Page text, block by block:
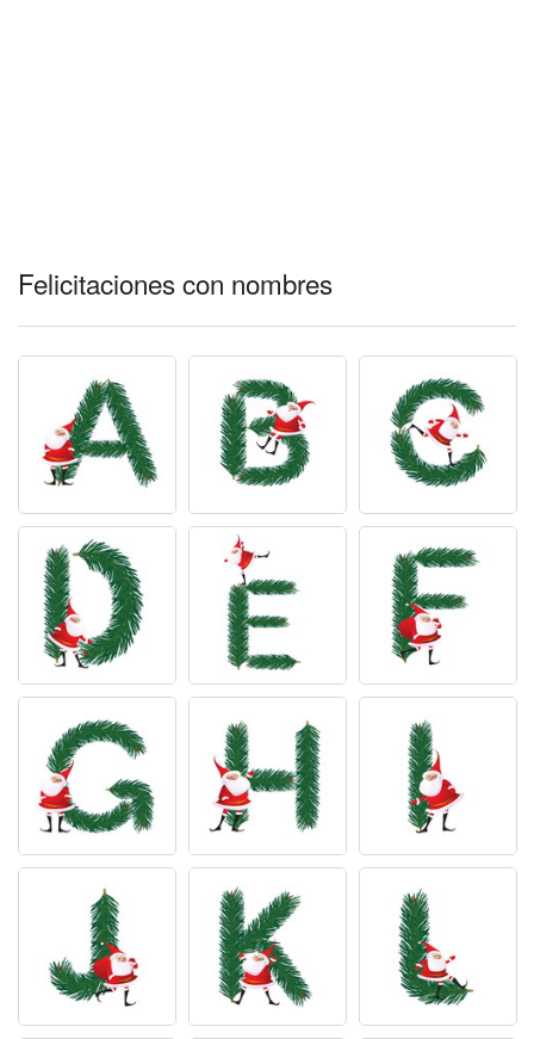
Felicitaciones con nombres